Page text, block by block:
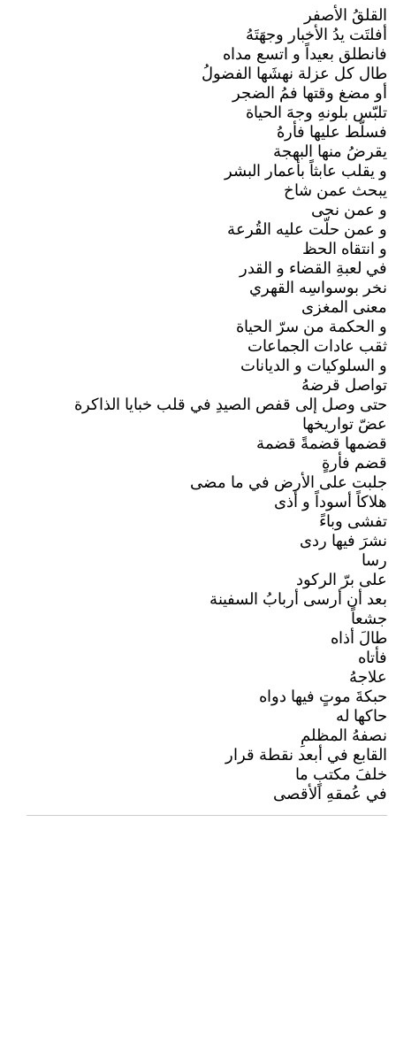
القلقُ الأصفر
أفلتَت يدُ الأخبار وجهَتَهُ
فانطلق بعيداً و اتسع مداه
طال كل عزلة نهشَها الفضولُ
أو مضغ وقتها فمُ الضجر
تلبّس بلونهِ وجهَ الحياة
فسلّط عليها فأرهُ
يقرضُ منها البهجة
و يقلب عابثاً بأعمار البشر
يبحث عمن شاخ
و عمن نجى
و عمن حلّت عليه القُرعة
و انتقاه الحظ
في لعبةِ القضاء و القدر
نخر بوسواسِه القهري
معنى المغزى
و الحكمة من سرّ الحياة
ثقب عادات الجماعات
و السلوكيات و الديانات
تواصل قرضهُ
حتى وصل إلى قفص الصيدِ في قلب خبايا الذاكرة
عضّ تواريخها
قضمها قضمةً قضمة
قضم فأرةٍ
جلبت على الأرض في ما مضى
هلاكاً أسوداً و أذى
تفشى وباءً
نشرَ فيها ردى
رسا
على برّ الركود
بعد أن أرسى أربابُ السفينة
جشعاً
طالَ أذاه
فأتاه
علاجهُ
حبكةَ موتٍ فيها دواه
حاكها له
نصفهُ المظلمِ
القابع في أبعد نقطة قرار
خلفَ مكتبٍ ما
في عُمقهِ الأقصى